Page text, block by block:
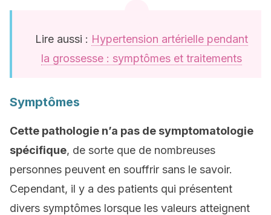
Lire aussi : Hypertension artérielle pendant
la grossesse : symptômes et traitements
Symptômes
Cette pathologie n’a pas de symptomatologie
spécifique, de sorte que de nombreuses
personnes peuvent en souffrir sans le savoir.
Cependant, il y a des patients qui présentent
divers symptômes lorsque les valeurs atteignent